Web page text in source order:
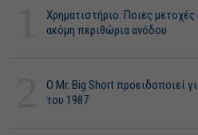
Χρηματιστήριο: Ποιες μετοχές
ακόμη περιθώρια ανόδου
O Mr. Big Short προειδοποιεί
του 1987